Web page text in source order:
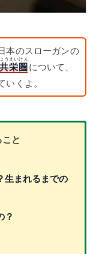
本のスローガンの
栄圏
うえいけん
について、
いくよ。
と
生まれるまでの
？